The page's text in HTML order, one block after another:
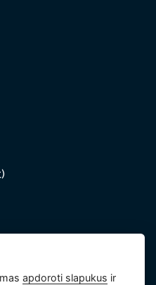
apsaugos politika
apdoroti slapukus ir